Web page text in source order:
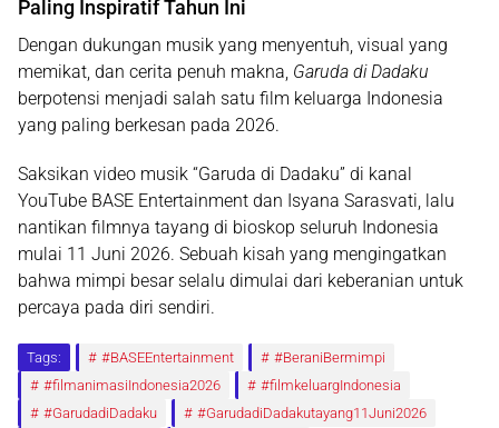
Paling Inspiratif Tahun Ini
Dengan dukungan musik yang menyentuh, visual yang
memikat, dan cerita penuh makna, Garuda di Dadaku
berpotensi menjadi salah satu film keluarga Indonesia
yang paling berkesan pada 2026.
Saksikan video musik “Garuda di Dadaku” di kanal
YouTube BASE Entertainment dan Isyana Sarasvati, lalu
nantikan filmnya tayang di bioskop seluruh Indonesia
mulai 11 Juni 2026. Sebuah kisah yang mengingatkan
bahwa mimpi besar selalu dimulai dari keberanian untuk
percaya pada diri sendiri.
Tags: #BASEEntertainment
#BeraniBermimpi
#filmanimasiIndonesia2026
#filmkeluargIndonesia
#GarudadiDadaku
#GarudadiDadakutayang11Juni2026